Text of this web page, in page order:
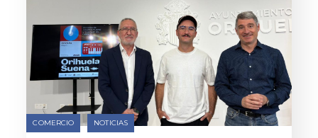
COMERCIO NOTICIAS